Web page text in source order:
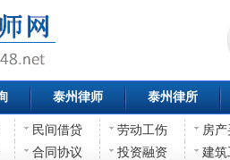
泰州律师 泰州律所
民间借贷 劳动工伤
房
合同协议 投资融资 建筑